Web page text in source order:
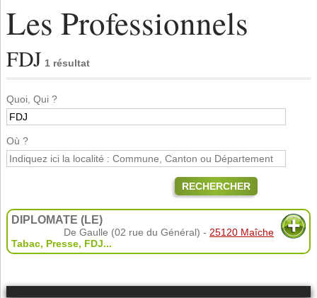
Les Professionnels
FDJ 1 résultat
Quoi, Qui ?
Où ?
RECHERCHER
DIPLOMATE (LE)
De Gaulle (02 rue du Général) - 25120 Maîche
Tabac, Presse, FDJ...